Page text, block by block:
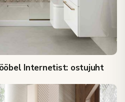
Internetist: ostujuht